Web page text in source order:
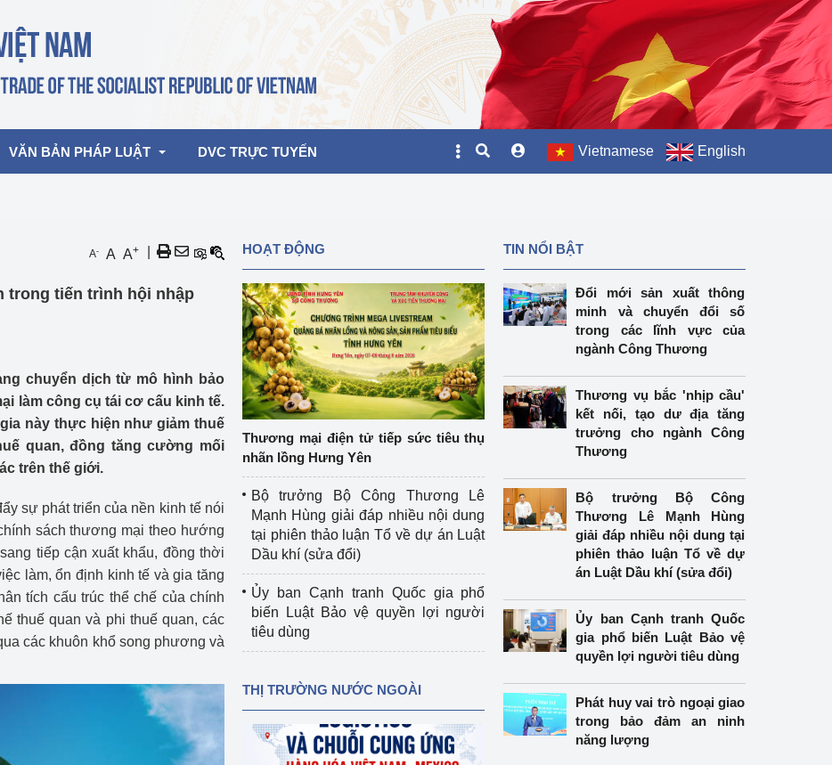
Hoạt động của Lãnh đạo Bộ
Nam 2026
trưởng
luận
Họp báo
Thông cáo báo chí
Nông Lâm Thủy sản
nhân lực
Tổ chức kiểm định kỹ thuật an toàn lao
Tổ chức được cấp GCN đăng ký, hoạt
động kiểm định thiết bị, dụng cụ điện
làm việc ở môi trường không có nguy
VĂN BẢN PHÁP LUẬT DVC TRỰC TUYẾN Vietnamese English
A- A A+
trong tiến trình hội nhập
chuyển dịch từ mô hình bảo
làm công cụ tái cơ cấu kinh tế.
này thực hiện như giảm thuế
quan, đồng tăng cường mối
trên thế giới.
sự phát triển của nền kinh tế nói
sách thương mại theo hướng
tiếp cận xuất khẩu, đồng thời
làm, ổn định kinh tế và gia tăng
tích cấu trúc thể chế của chính
thuế quan và phi thuế quan, các
các khuôn khổ song phương và
HOẠT ĐỘNG
Thương mại điện tử tiếp sức tiêu thụ
nhãn lồng Hưng Yên
Bộ trưởng Bộ Công Thương Lê
Mạnh Hùng giải đáp nhiều nội dung
tại phiên thảo luận Tổ về dự án Luật
Dầu khí (sửa đổi)
Ủy ban Cạnh tranh Quốc gia phổ
biến Luật Bảo vệ quyền lợi người
tiêu dùng
THỊ TRƯỜNG NƯỚC NGOÀI
TIN NỔI BẬT
Đổi mới sản xuất thông
minh và chuyển đổi số
trong các lĩnh vực của
ngành Công Thương
Thương vụ bắc 'nhịp cầu'
kết nối, tạo dư địa tăng
trưởng cho ngành Công
Thương
Bộ trưởng Bộ Công
Thương Lê Mạnh Hùng
giải đáp nhiều nội dung tại
phiên thảo luận Tổ về dự
án Luật Dầu khí (sửa đổi)
Ủy ban Cạnh tranh Quốc
gia phổ biến Luật Bảo vệ
quyền lợi người tiêu dùng
Phát huy vai trò ngoại giao
trong bảo đảm an ninh
năng lượng